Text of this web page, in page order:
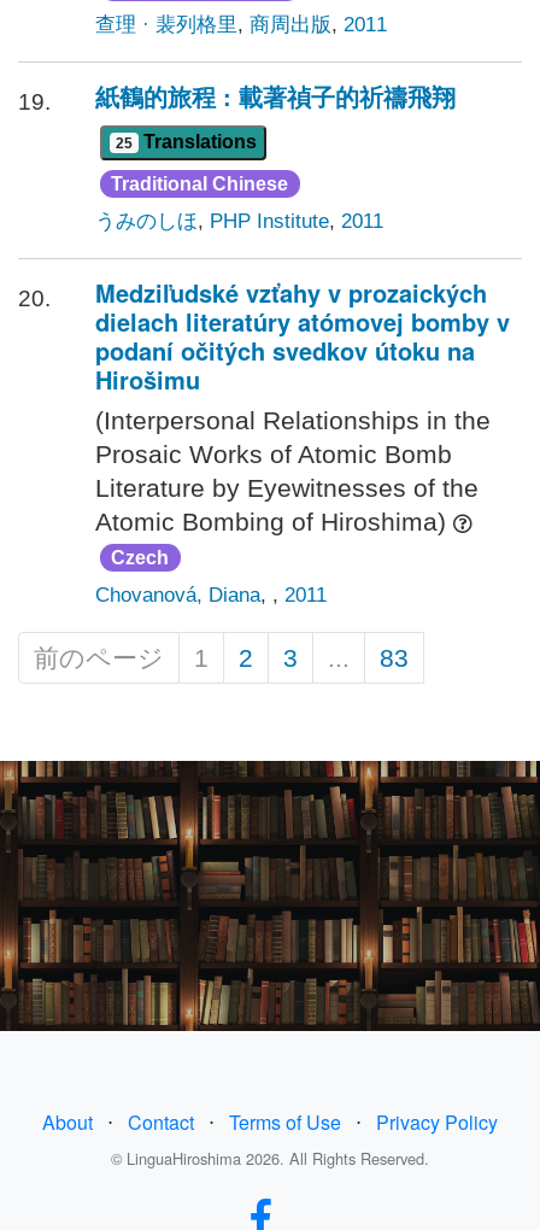
查理 · 裴列格里, 商周出版, 2011
19. 紙鶴的旅程 : 載著禎子的祈禱飛翔
25 Translations
Traditional Chinese
うみのしほ, PHP Institute, 2011
20.
Medziľudské vzťahy v prozaických
dielach literatúry atómovej bomby v
podaní očitých svedkov útoku na
Hirošimu
(Interpersonal Relationships in the
Prosaic Works of Atomic Bomb
Literature by Eyewitnesses of the
Atomic Bombing of Hiroshima)
Czech
Chovanová, Diana, , 2011
前のページ 1 2 3 83
About ⋅ Contact ⋅ Terms of Use ⋅ Privacy Policy
© LinguaHiroshima 2026. All Rights Reserved.